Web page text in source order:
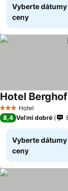
Vyberte
ceny
3 Počet hviezdičiek
Hotel
Hotel
8,4 Veľmi dobré
Vyberte
ceny